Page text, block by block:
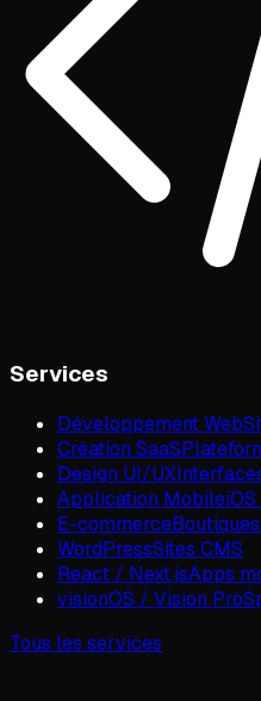
Services
Développement Web
Création SaaS
Design UI/UX
Application Mobile
E-commerce
WordPressSites CMS
React / Next.jsApps
visionOS / Vision Pro
Tous les services